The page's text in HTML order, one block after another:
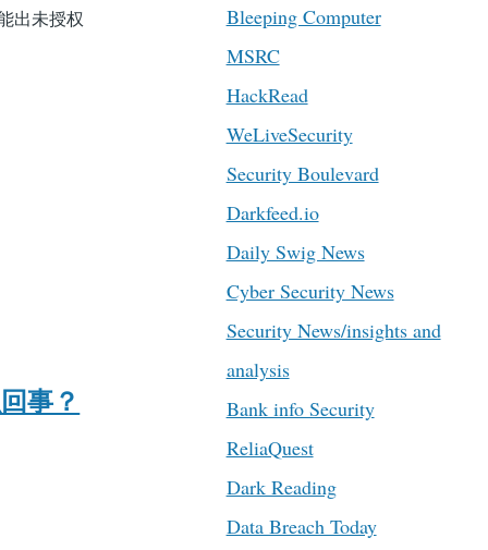
出未授权
事？
Bleeping Computer
MSRC
HackRead
WeLiveSecurity
Security Boulevard
Darkfeed.io
Daily Swig News
Cyber Security News
Security News/insights and
analysis
Bank info Security
ReliaQuest
Dark Reading
Data Breach Today